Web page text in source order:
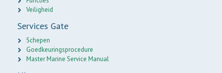
Veiligheid
Services Gate
Schepen
Goedkeuringsprocedure
Master Marine Service Manual